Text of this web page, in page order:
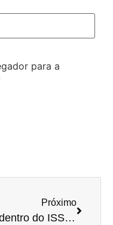
para a
Próximo
Por dentro do ISS 💸